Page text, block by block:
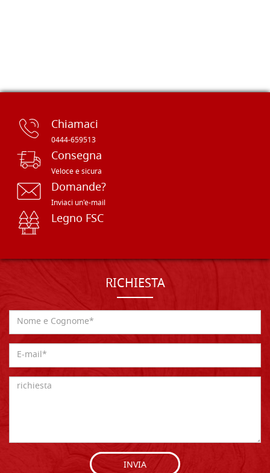
Chiamaci
0444-659513
Consegna
Veloce e sicura
Domande?
Inviaci un'e-mail
Legno FSC
RICHIESTA
INVIA